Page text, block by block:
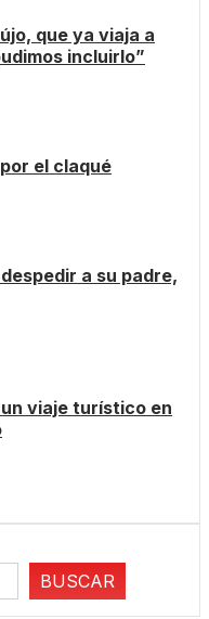
que ya viaja a
incluirlo”
el claqué
a su padre,
viaje turístico en
BUSCAR